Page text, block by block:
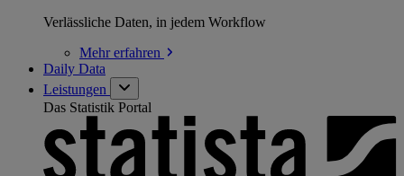
Verlässliche Daten, in jedem Workflow
Mehrerfahren
Daily Data
Leistungen
Das Statistik Portal